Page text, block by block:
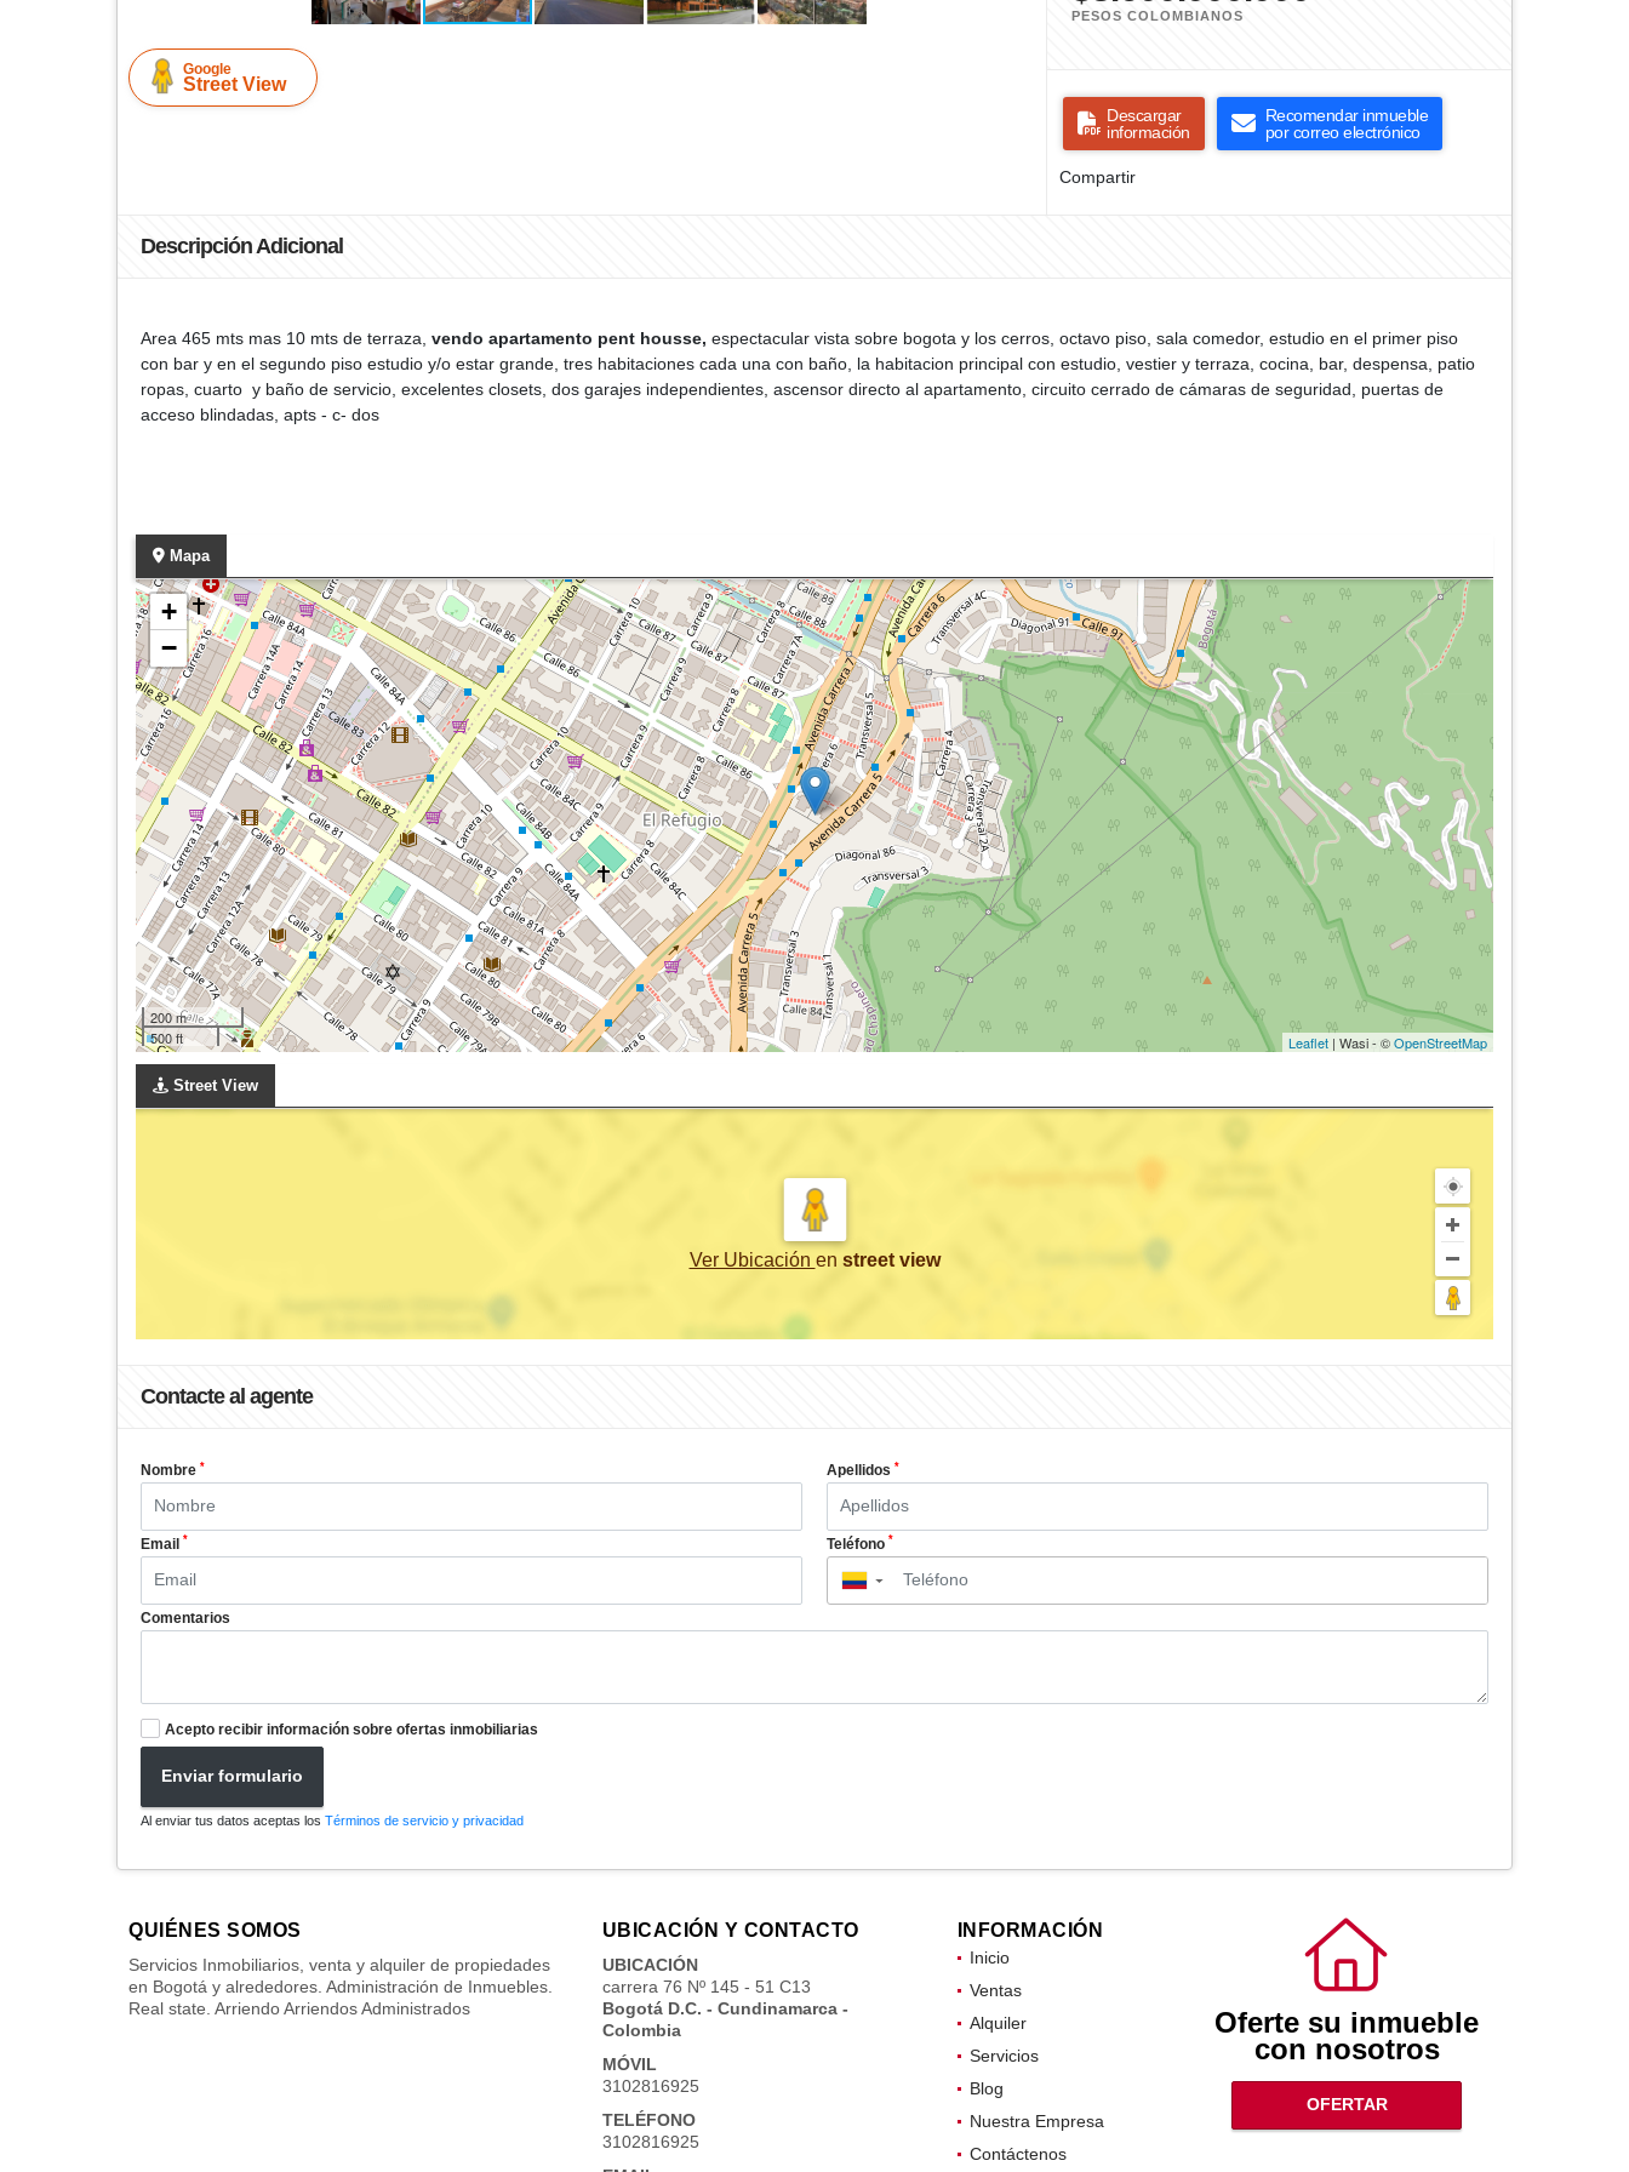
Google
Street View
PESOS COLOMBIANOS
Descargar
información
Recomendar inmueble
por correo electrónico
Compartir
Descripción Adicional
Area 465 mts mas 10 mts de terraza, vendo apartamento pent housse, espectacular vista sobre bogota y los cerros, octavo piso, sala comedor, estudio en el primer piso
con bar y en el segundo piso estudio y/o estar grande, tres habitaciones cada una con baño, la habitacion principal con estudio, vestier y terraza, cocina, bar, despensa, patio
ropas, cuarto y baño de servicio, excelentes closets, dos garajes independientes, ascensor directo al apartamento, circuito cerrado de cámaras de seguridad, puertas de
acceso blindadas, apts - c- dos
Mapa
+
−
200 m
500 ft
Leaflet | Wasi - ©OpenStreetMap
Street View
Ver Ubicación en street view
Contacte al agente
Nombre * Apellidos *
Email * Teléfono *
▼
Comentarios
Acepto recibir información sobre ofertas inmobiliarias
Enviar formulario
Al enviar tus datos aceptas los Términos de servicio y privacidad
QUIÉNES SOMOS
Servicios Inmobiliarios, venta y alquiler de propiedades
en Bogotá y alrededores. Administración de Inmuebles.
Real state. Arriendo Arriendos Administrados
UBICACIÓN Y CONTACTO
UBICACIÓN
carrera 76 Nº 145 - 51 C13
Bogotá D.C. - Cundinamarca -
Colombia
MÓVIL
3102816925
TELÉFONO
3102816925
INFORMACIÓN
Inicio
Ventas
Alquiler
Servicios
Blog
Nuestra Empresa
Contáctenos
Oferte su inmueble
con nosotros
OFERTAR